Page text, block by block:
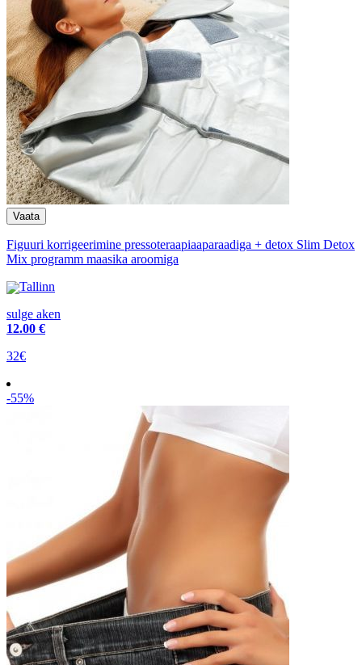
Figuuri korrigeerimine pressoteraapiaaparaadiga + detox Slim Detox
Mix programm maasika aroomiga
Tallinn
sulge aken
12.00 €
32€
-55%